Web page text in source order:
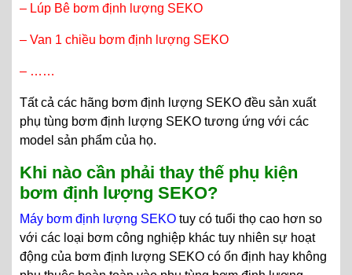
– Lúp Bê bơm định lượng SEKO
– Van 1 chiều bơm định lượng SEKO
– ……
Tất cả các hãng bơm định lượng SEKO đều sản xuất
phụ tùng bơm định lượng SEKO tương ứng với các
model sản phẩm của họ.
Khi nào cần phải thay thế phụ kiện
bơm định lượng SEKO?
Máy bơm định lượng SEKO tuy có tuổi thọ cao hơn so
với các loại bơm công nghiệp khác tuy nhiên sự hoạt
động của bơm định lượng SEKO có ổn định hay không